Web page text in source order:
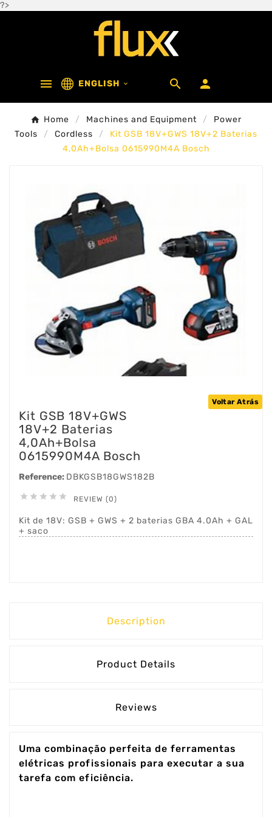
?>
 ENGLISH   
Home Machines and Equipment
Power
Tools
Cordless
Kit GSB 18V+GWS 18V+2 Baterias
4,0Ah+Bolsa 0615990M4A Bosch
Voltar Atrás
Kit GSB 18V+GWS
18V+2 Baterias
4,0Ah+Bolsa
0615990M4A Bosch
Reference: DBKGSB18GWS182B
     REVIEW (0)
Kit de 18V: GSB + GWS + 2 baterias GBA 4.0Ah + GAL
+ saco
Description
Product Details
Reviews
Uma combinação perfeita de ferramentas
elétricas profissionais para executar a sua
tarefa com eficiência.